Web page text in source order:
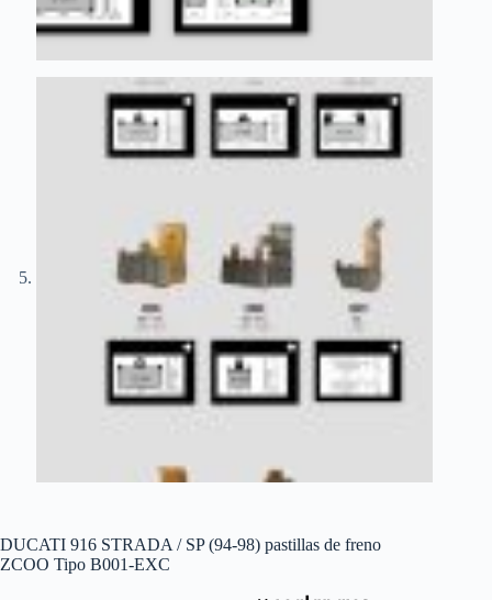
DUCATI 916 STRADA / SP (94-98) pastillas de freno
ZCOO Tipo B001-EXC